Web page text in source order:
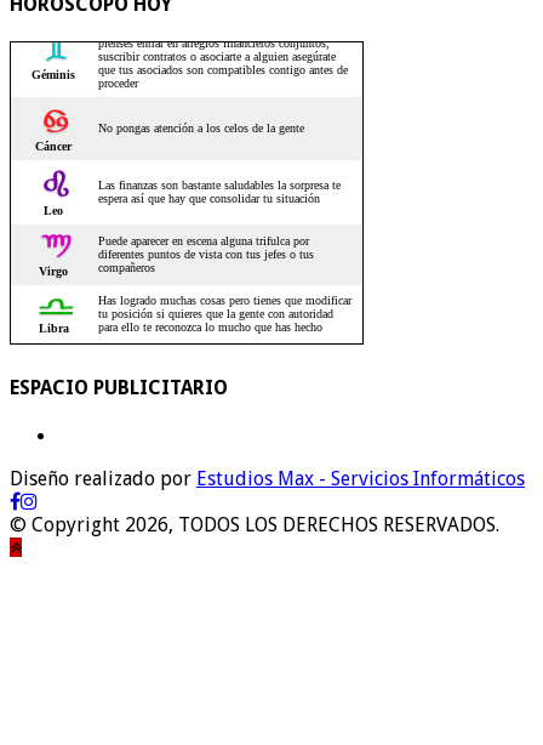
ESPACIO PUBLICITARIO
Diseño realizado por Estudios Max - Servicios Informáticos
© Copyright 2026, TODOS LOS DERECHOS RESERVADOS.